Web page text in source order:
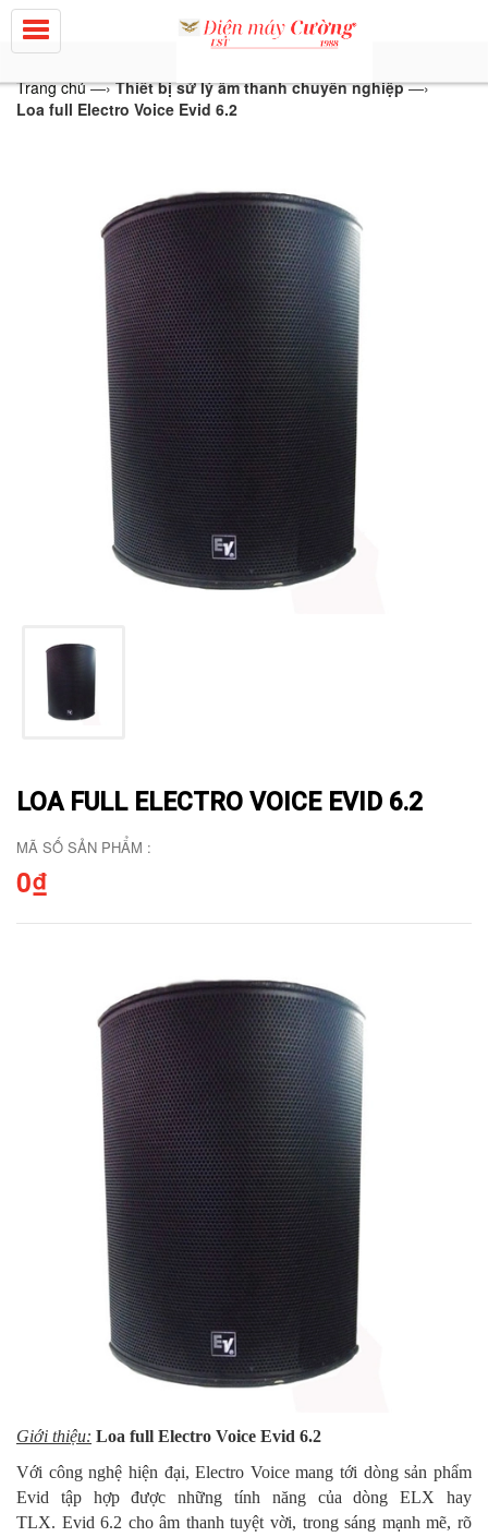
Trang chủ—› Thiết bị sử lý âm thanh chuyên nghiệp—›
Loa full Electro Voice Evid 6.2
LOA FULL ELECTRO VOICE EVID 6.2
MÃ SỐ SẢN PHẨM :
0₫
Giới thiệu: Loa full Electro Voice Evid 6.2
Với công nghệ hiện đại, Electro Voice mang tới dòng sản phẩm
Evid tập hợp được những tính năng của dòng ELX hay
TLX. Evid 6.2 cho âm thanh tuyệt vời, trong sáng mạnh mẽ, rõ